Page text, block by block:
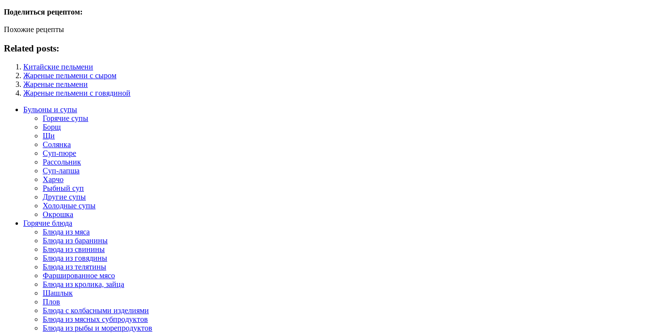
Поделиться рецептом:
Похожие рецепты
Related posts:
Китайские пельмени
Жареные пельмени с сыром
Жареные пельмени
Жареные пельмени с говядиной
Бульоны и супы
Горячие супы
Борщ
Щи
Солянка
Суп-пюре
Рассольник
Суп-лапша
Харчо
Рыбный суп
Другие супы
Холодные супы
Окрошка
Горячие блюда
Блюда из мяса
Блюда из баранины
Блюда из свинины
Блюда из говядины
Блюда из телятины
Фаршированное мясо
Блюда из кролика, зайца
Шашлык
Плов
Блюда с колбасными изделиями
Блюда из мясных субпродуктов
Блюда из рыбы и морепродуктов